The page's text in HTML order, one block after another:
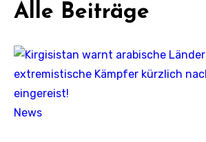
Alle Beiträge
News